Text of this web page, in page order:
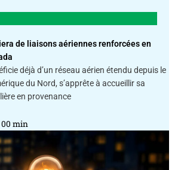
de liaisons aériennes renforcées en
déjà d’un réseau aérien étendu depuis le
du Nord, s’apprête à accueillir sa
en provenance
00 min